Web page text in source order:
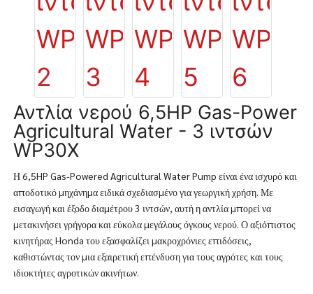
Αντλία νερού 6,5HP Gas-Power
Agricultural Water - 3 ιντσών
WP30X
Η 6,5HP Gas-Powered Agricultural Water Pump είναι ένα ισχυρό και
αποδοτικό μηχάνημα ειδικά σχεδιασμένο για γεωργική χρήση. Με
εισαγωγή και έξοδο διαμέτρου 3 ιντσών, αυτή η αντλία μπορεί να
μετακινήσει γρήγορα και εύκολα μεγάλους όγκους νερού. Ο αξιόπιστος
κινητήρας Honda του εξασφαλίζει μακροχρόνιες επιδόσεις,
καθιστώντας τον μια εξαιρετική επένδυση για τους αγρότες και τους
ιδιοκτήτες αγροτικών ακινήτων.